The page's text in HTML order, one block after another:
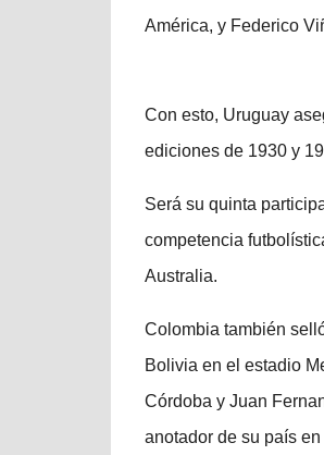
América, y Federico
Con esto, Uruguay
ediciones de 1930 y
Será su quinta
competencia
Australia.
Colombia también
Bolivia en el estadio
Córdoba y Juan
anotador de su país